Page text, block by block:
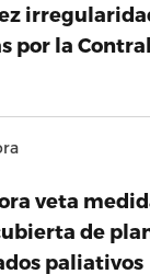
por la
veta
de
paliativos